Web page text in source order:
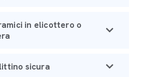
in elicottero o
sicura